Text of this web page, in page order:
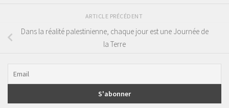
ARTICLE PRÉCÉDENT
Dans la réalité palestinienne, chaque jour est une Journée de
la Terre